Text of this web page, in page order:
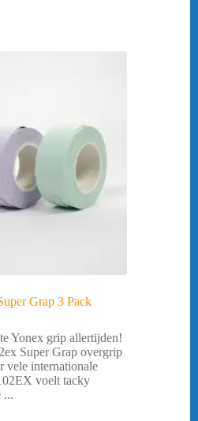
Grap 3 Pack
Yonex grip allertijden!
Super Grap overgrip
vele internationale
voelt tacky
...